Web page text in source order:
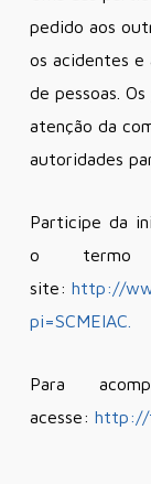
pedido aos
os acidentes
de pessoas.
atenção da
autoridades
Participe da
o termo
site: http://
pi=SCMEIAC.
Para
acesse: http://